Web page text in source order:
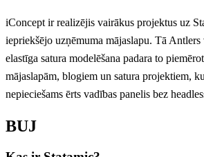
iConcept ir realizējis vairākus projektus uz
iepriekšējo uzņēmuma mājaslapu. Tā
elastīga satura modelēšana padara to
mājaslapām, blogiem un satura projektiem,
nepieciešams ērts vadības panelis bez
BUJ